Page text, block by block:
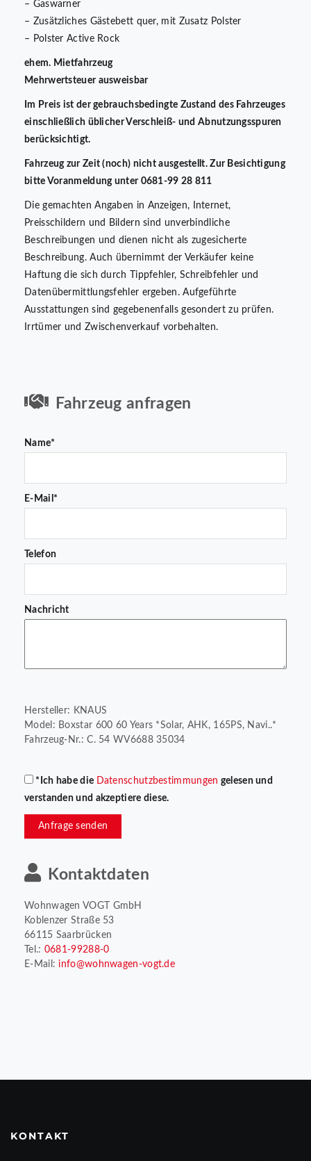
– Gaswarner
– Zusätzliches Gästebett quer, mit Zusatz Polster
– Polster Active Rock
ehem. Mietfahrzeug
Mehrwertsteuer ausweisbar
Im Preis ist der gebrauchsbedingte Zustand des Fahrzeuges
einschließlich üblicher Verschleiß- und Abnutzungsspuren
berücksichtigt.
Fahrzeug zur Zeit (noch) nicht ausgestellt. Zur Besichtigung
bitte Voranmeldung unter 0681-99 28 811
Die gemachten Angaben in Anzeigen, Internet,
Preisschildern und Bildern sind unverbindliche
Beschreibungen und dienen nicht als zugesicherte
Beschreibung. Auch übernimmt der Verkäufer keine
Haftung die sich durch Tippfehler, Schreibfehler und
Datenübermittlungsfehler ergeben. Aufgeführte
Ausstattungen sind gegebenenfalls gesondert zu prüfen.
Irrtümer und Zwischenverkauf vorbehalten.
Fahrzeug anfragen
Name*
E-Mail*
Telefon
Nachricht
Hersteller: KNAUS
Model: Boxstar 600 60 Years *Solar, AHK, 165PS, Navi..*
Fahrzeug-Nr.: C. 54 WV6688 35034
*Ich habe die Datenschutzbestimmungen gelesen und
verstanden und akzeptiere diese.
Anfrage senden
Kontaktdaten
Wohnwagen VOGT GmbH
Koblenzer Straße 53
66115 Saarbrücken
Tel.: 0681-99288-0
E-Mail: info@wohnwagen-vogt.de
KONTAKT